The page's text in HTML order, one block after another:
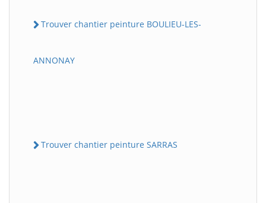
Trouver chantier peinture BOULIEU-LES-
ANNONAY
Trouver chantier peinture SARRAS